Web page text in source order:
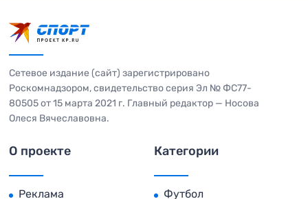
Сетевое издание (сайт) зарегистрировано
Роскомнадзором, свидетельство серия Эл № ФС77-
80505 от 15 марта 2021 г. Главный редактор — Носова
Олеся Вячеславовна.
О проекте
Реклама
Категории
Футбол